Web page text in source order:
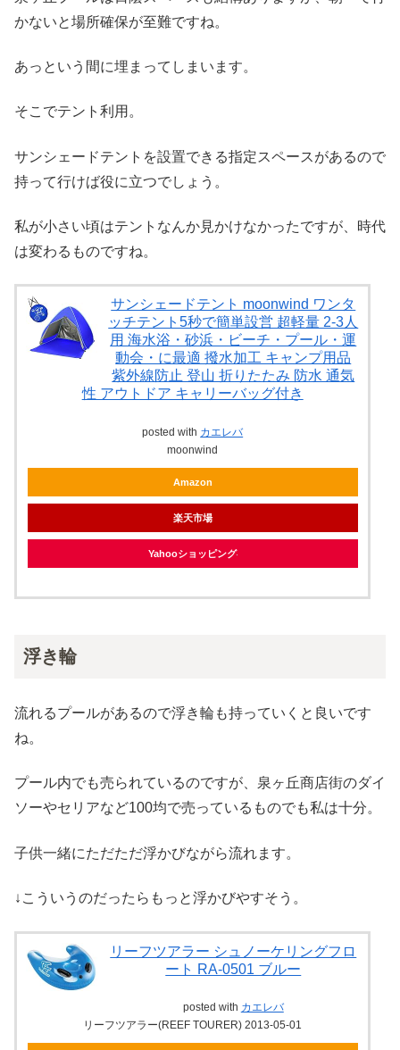
かないと場所確保が至難ですね。
あっという間に埋まってしまいます。
そこでテント利用。
サンシェードテントを設置できる指定スペースがあるので
持って行けば役に立つでしょう。
私が小さい頃はテントなんか見かけなかったですが、時代
は変わるものですね。
サンシェードテント moonwind ワンタ
ッチテント5秒で簡単設営 超軽量 2-3人
用 海水浴・砂浜・ビーチ・プール・運
動会・に最適 撥水加工 キャンプ用品
紫外線防止 登山 折りたたみ 防水 通気
性 アウトドア キャリーバッグ付き
posted with カエレバ
moonwind
Amazon
楽天市場
Yahooショッピング
浮き輪
流れるプールがあるので浮き輪も持っていくと良いです
ね。
プール内でも売られているのですが、泉ヶ丘商店街のダイ
ソーやセリアなど100均で売っているものでも私は十分。
子供一緒にただただ浮かびながら流れます。
↓こういうのだったらもっと浮かびやすそう。
リーフツアラー シュノーケリングフロ
ート RA-0501 ブルー
posted with カエレバ
リーフツアラー(REEF TOURER) 2013-05-01